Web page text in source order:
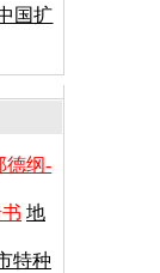
国扩
德纲-
地
特种